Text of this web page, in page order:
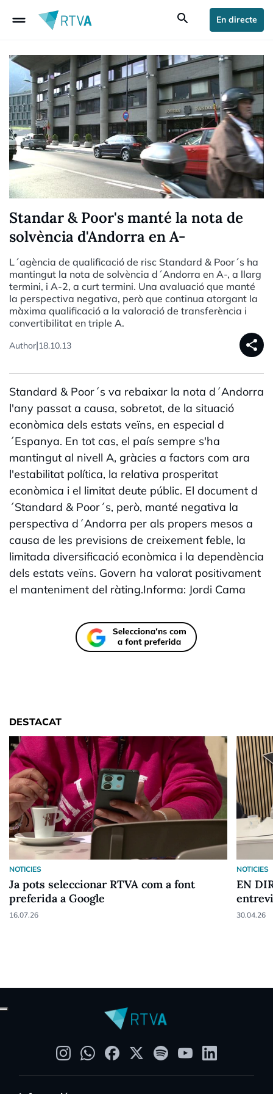
drag_handle search En directe
Standar & Poor's manté la nota de
solvència d'Andorra en A-
L´agència de qualificació de risc Standard & Poor´s ha
mantingut la nota de solvència d´Andorra en A-, a llarg
termini, i A-2, a curt termini. Una avaluació que manté
la perspectiva negativa, però que continua atorgant la
màxima qualificació a la valoració de transferència i
convertibilitat en triple A.
Author|18.10.13 share
Standard & Poor´s va rebaixar la nota d´Andorra
l'any passat a causa, sobretot, de la situació
econòmica dels estats veïns, en especial d
´Espanya. En tot cas, el país sempre s'ha
mantingut al nivell A, gràcies a factors com ara
l'estabilitat política, la relativa prosperitat
econòmica i el limitat deute públic. El document d
´Standard & Poor´s, però, manté negativa la
perspectiva d´Andorra per als propers mesos a
causa de les previsions de creixement feble, la
limitada diversificació econòmica i la dependència
dels estats veïns. Govern ha valorat positivament
el manteniment del ràting.Informa: Jordi Cama
DESTACAT
NOTICIES
Ja pots seleccionar RTVA com a font
preferida a Google
16.07.26
NOTICIES
EN
30.04.26